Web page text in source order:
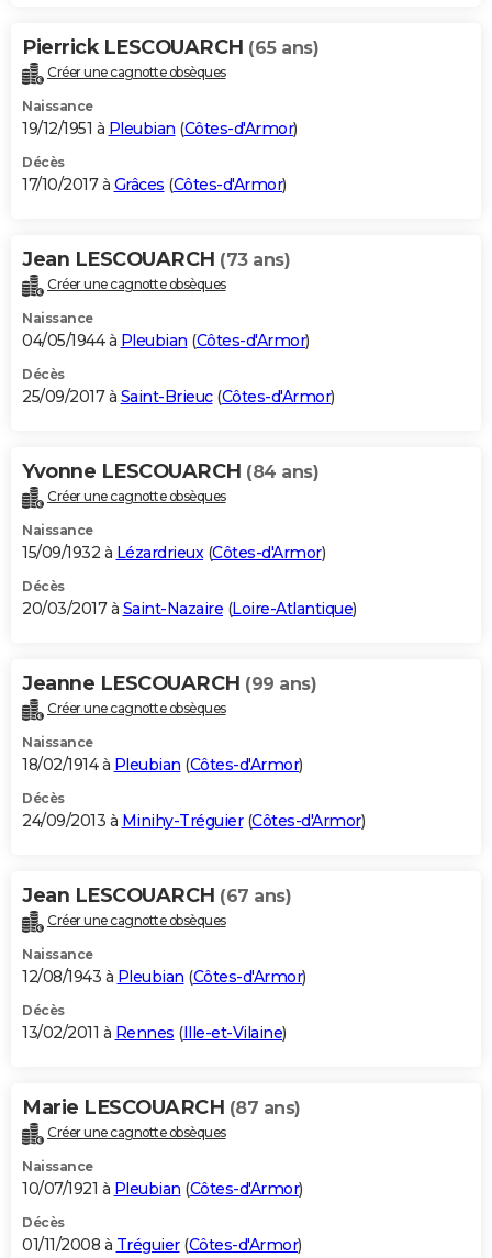
Pierrick LESCOUARCH (65 ans)
Créer une cagnotte obsèques
Naissance
19/12/1951 à Pleubian (Côtes-d'Armor)
Décès
17/10/2017 à Grâces (Côtes-d'Armor)
Jean LESCOUARCH (73 ans)
Créer une cagnotte obsèques
Naissance
04/05/1944 à Pleubian (Côtes-d'Armor)
Décès
25/09/2017 à Saint-Brieuc(Côtes-d'Armor)
Yvonne LESCOUARCH (84 ans)
Créer une cagnotte obsèques
Naissance
15/09/1932 à Lézardrieux(Côtes-d'Armor)
Décès
20/03/2017 à Saint-Nazaire (Loire-Atlantique)
Jeanne LESCOUARCH (99 ans)
Créer une cagnotte obsèques
Naissance
18/02/1914 à Pleubian (Côtes-d'Armor)
Décès
24/09/2013 à Minihy-Tréguier(Côtes-d'Armor)
Jean LESCOUARCH (67 ans)
Créer une cagnotte obsèques
Naissance
12/08/1943 à Pleubian (Côtes-d'Armor)
Décès
13/02/2011 à Rennes (Ille-et-Vilaine)
Marie LESCOUARCH (87 ans)
Créer une cagnotte obsèques
Naissance
10/07/1921 à Pleubian (Côtes-d'Armor)
Décès
01/11/2008 à Tréguier(Côtes-d'Armor)